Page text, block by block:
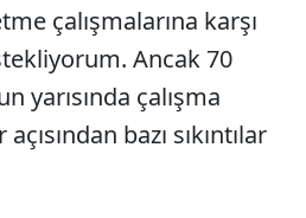
çalışmalarına karşı
Ancak 70
yarısında çalışma
bazı sıkıntılar